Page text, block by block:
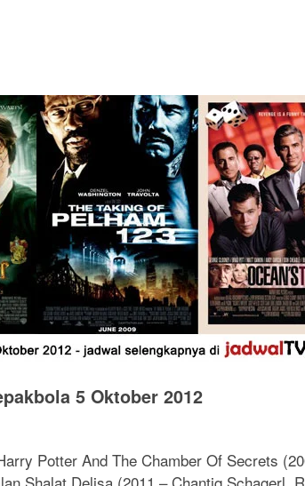
5 Oktober 2012
Potter And The Chamber Of Secrets